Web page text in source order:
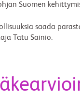
Suomen
saada
Tatu Sainio.